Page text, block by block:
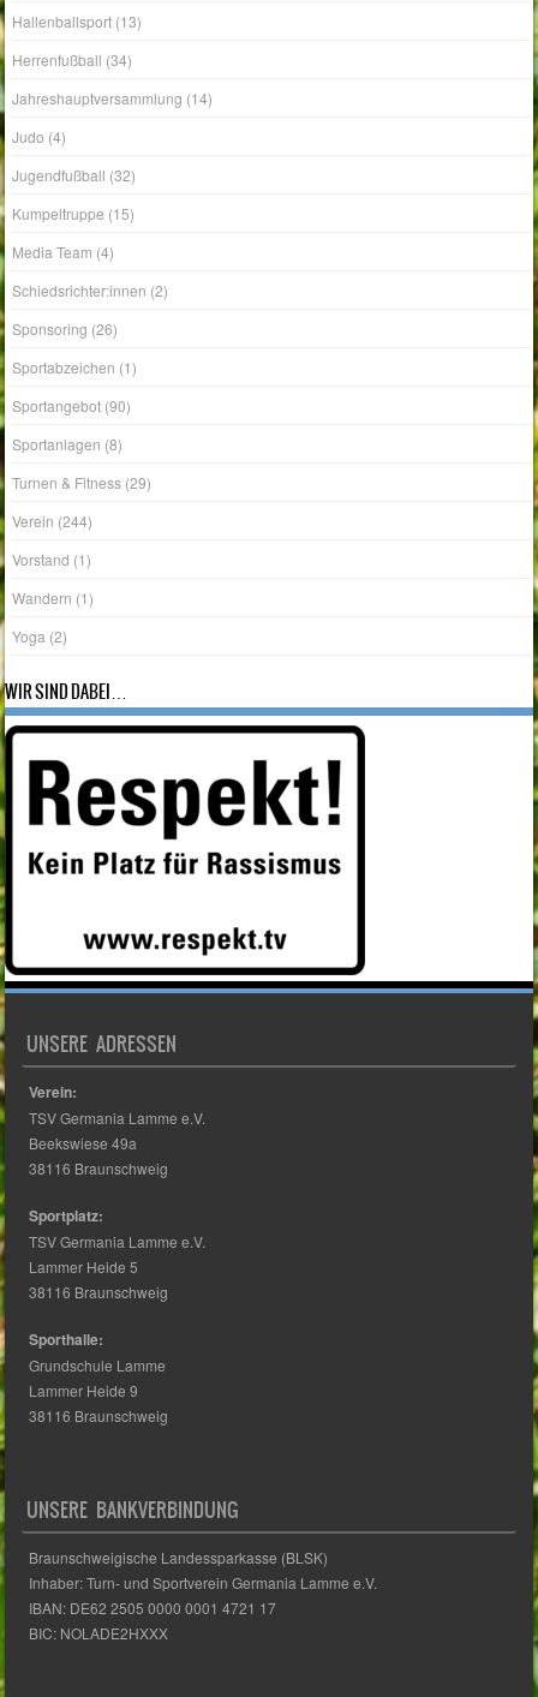
Hallenballsport (13)
Herrenfußball (34)
Jahreshauptversammlung (14)
Judo (4)
Jugendfußball (32)
Kumpeltruppe (15)
Media Team (4)
Schiedsrichter:innen (2)
Sponsoring (26)
Sportabzeichen (1)
Sportangebot (90)
Sportanlagen (8)
Turnen & Fitness (29)
Verein (244)
Vorstand (1)
Wandern (1)
Yoga (2)
WIR SIND DABEI…
UNSERE ADRESSEN
Verein:
TSV Germania Lamme e.V.
Beekswiese 49a
38116 Braunschweig
Sportplatz:
TSV Germania Lamme e.V.
Lammer Heide 5
38116 Braunschweig
Sporthalle:
Grundschule Lamme
Lammer Heide 9
38116 Braunschweig
UNSERE BANKVERBINDUNG
Braunschweigische Landessparkasse (BLSK)
Inhaber: Turn- und Sportverein Germania Lamme e.V.
IBAN: DE62 2505 0000 0001 4721 17
BIC: NOLADE2HXXX